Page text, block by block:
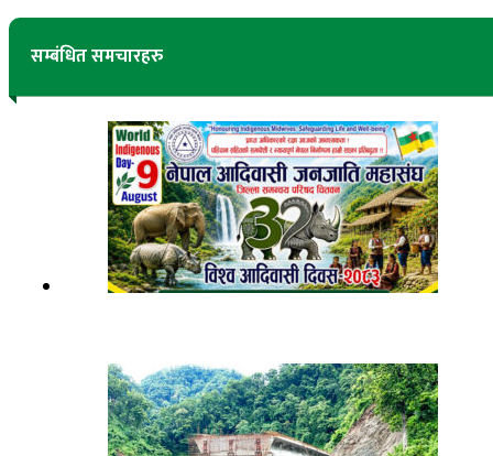
सम्बंधित समचारहरु